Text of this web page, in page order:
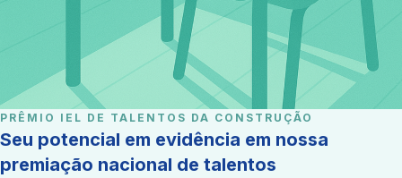
PRÊMIO IEL DE TALENTOS DA CONSTRUÇÃO
Seu potencial em evidência em nossa
premiação nacional de talentos